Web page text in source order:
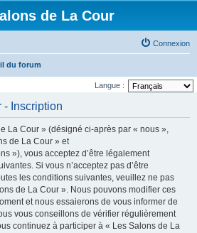
de La Cour
Connexion
du forum
Langue :
- Inscription
La Cour » (désigné ci-après par « nous »,
de La Cour » et
»), vous acceptez d’être légalement
Si vous n’acceptez pas d’être
les conditions suivantes, veuillez ne pas
de La Cour ». Nous pouvons modifier ces
et nous essaierons de vous informer de
vous conseillons de vérifier régulièrement
continuez à participer à « Les Salons de La